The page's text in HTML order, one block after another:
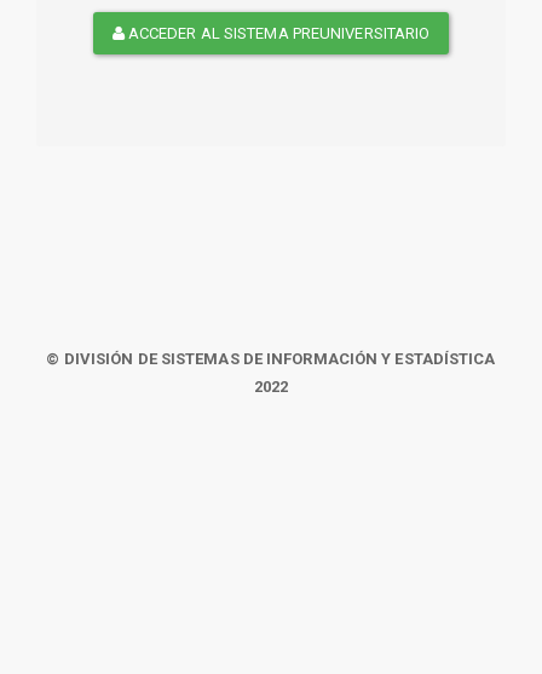
ACCEDER AL SISTEMA PREUNIVERSITARIO
© DIVISIÓN DE SISTEMAS DE INFORMACIÓN Y ESTADÍSTICA
2022